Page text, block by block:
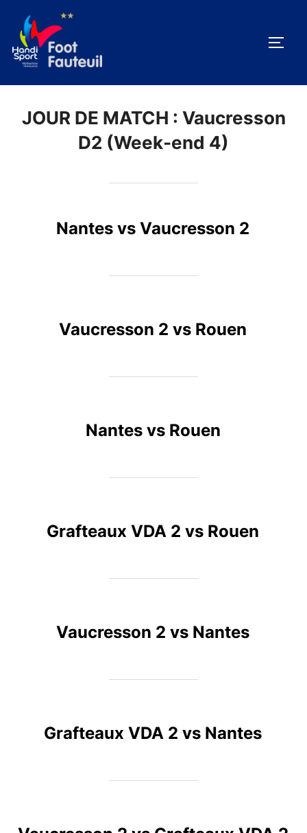
contenu
JOUR DE MATCH : Vaucresson
D2 (Week-end 4)
Nantes vs Vaucresson 2
Vaucresson 2 vs Rouen
Nantes vs Rouen
Grafteaux VDA 2 vs Rouen
Vaucresson 2 vs Nantes
Grafteaux VDA 2 vs Nantes